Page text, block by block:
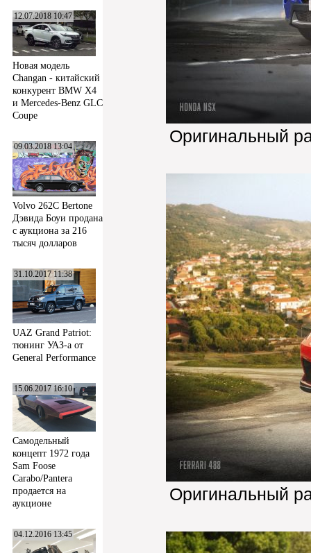
12.07.2018 10:47
Новая модель
Changan - китайский
конкурент BMW X4
и Mercedes-Benz GLC
Coupe
09.03.2018 13:04
Volvo 262C Bertone
Дэвида Боуи продана
с аукциона за 216
тысяч долларов
31.10.2017 11:38
UAZ Grand Patriot:
тюнинг УАЗ-а от
General Performance
15.06.2017 16:10
Самодельный
концепт 1972 года
Sam Foose
Carabo/Pantera
продается на
аукционе
04.12.2016 13:45
Оригинальный
Оригинальный